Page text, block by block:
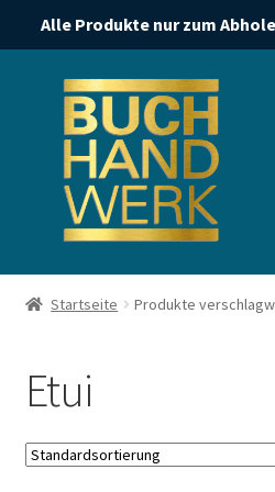
Alle Produkte nur zum
Navigation
springen
springen
Start
Impressum
Kasse
Startseite Produkte
Etui